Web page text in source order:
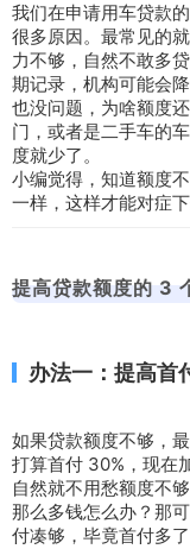
我们在申请用车贷款
很多原因。最常见的
力不够，自然不敢多
期记录，机构可能会
也没问题，为啥额度
门，或者是二手车的
度就少了。
小编觉得，知道额度
一样，这样才能对症下
提高贷款额度的 3
办法一：提高首
如果贷款额度不够，
打算首付 30%，现在
自然就不用愁额度不
那么多钱怎么办？那
付凑够，毕竟首付多